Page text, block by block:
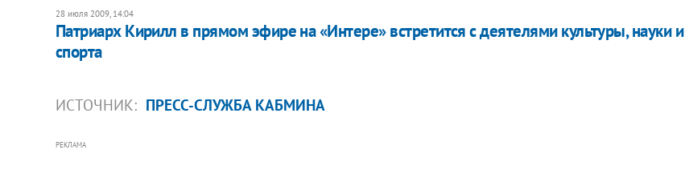
28 июля 2009, 14:04
Патриарх Кирилл в прямом эфире на «Интере» встретится с деятелями культуры, науки и
спорта
ИСТОЧНИК: ПРЕСС-СЛУЖБА КАБМИНА
РЕКЛАМА